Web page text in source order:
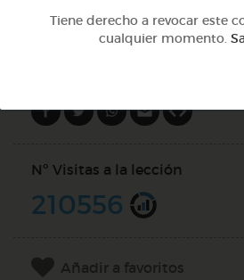
Nº Visitas a la lección
210556
Añadir a favoritos
Tiene derecho a revocar este
cualquier momento.